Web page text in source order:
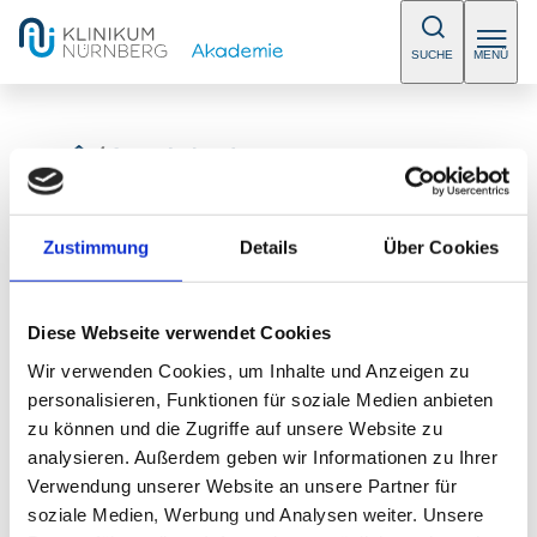
Zustimmung Details Über Cookies
Diese Webseite verwendet Cookies
Wir verwenden Cookies, um Inhalte und Anzeigen zu
personalisieren, Funktionen für soziale Medien anbieten
zu können und die Zugriffe auf unsere Website zu
analysieren. Außerdem geben wir Informationen zu Ihrer
Verwendung unserer Website an unsere Partner für
soziale Medien, Werbung und Analysen weiter. Unsere
SUCHE MENÜ
/ Sprechstunden
Bitte vereinbaren Sie einen Termin.
Telefon: +49 (0) 911 398-7840
Klinik für Hals-Nasen-Ohrenheilkunde